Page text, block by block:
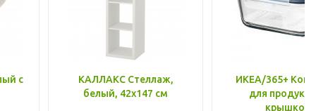
с
КАЛЛАКС Стеллаж,
белый, 42x147 см
ИКЕА/365+
для
крышкой,